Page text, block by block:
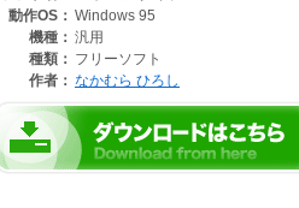
画面１：5０ピース（１０＊5）
画面２：６０ピース（１０＊６） ＆ 30０ピ
動作OS： Windows 95
機種： 汎用
種類： フリーソフト
作者： なかむら ひろし